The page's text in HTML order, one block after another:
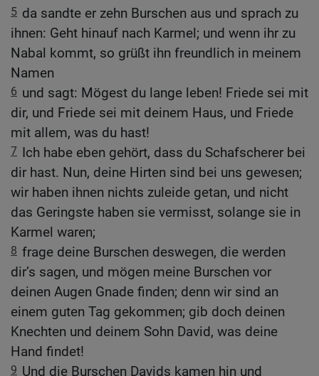
5 da sandte er zehn Burschen aus und sprach zu
ihnen: Geht hinauf nach Karmel; und wenn ihr zu
Nabal kommt, so grüßt ihn freundlich in meinem
Namen
6 und sagt: Mögest du lange leben! Friede sei mit
dir, und Friede sei mit deinem Haus, und Friede
mit allem, was du hast!
7 Ich habe eben gehört, dass du Schafscherer bei
dir hast. Nun, deine Hirten sind bei uns gewesen;
wir haben ihnen nichts zuleide getan, und nicht
das Geringste haben sie vermisst, solange sie in
Karmel waren;
8 frage deine Burschen deswegen, die werden
dir’s sagen, und mögen meine Burschen vor
deinen Augen Gnade finden; denn wir sind an
einem guten Tag gekommen; gib doch deinen
Knechten und deinem Sohn David, was deine
Hand findet!
9 Und die Burschen Davids kamen hin und